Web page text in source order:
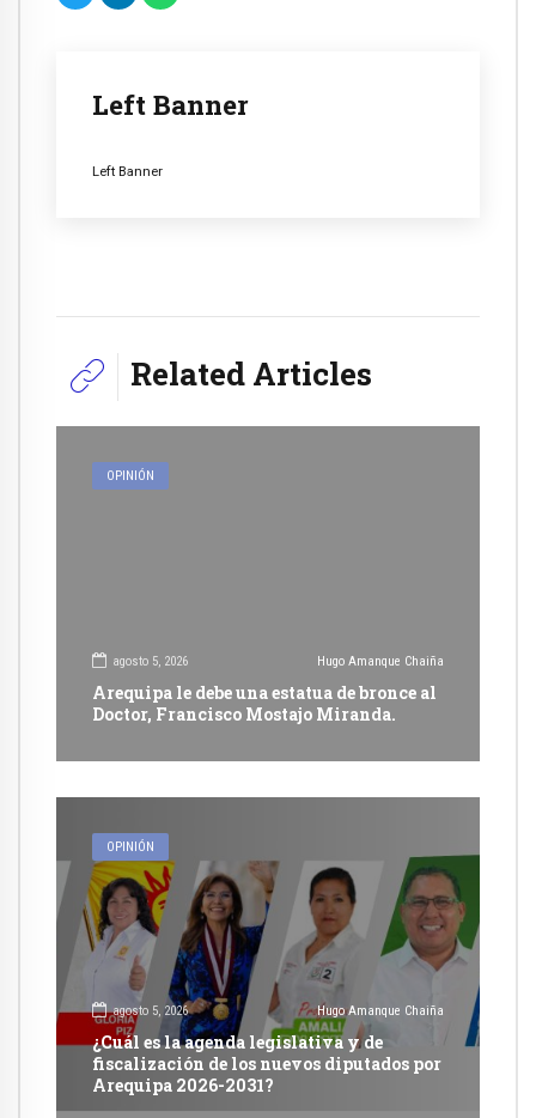
Left Banner
Left Banner
Related Articles
OPINIÓN
agosto 5, 2026 Hugo Amanque Chaiña
Arequipa le debe una estatua de bronce al
Doctor, Francisco Mostajo Miranda.
OPINIÓN
agosto 5, 2026 Hugo Amanque Chaiña
¿Cuál es la agenda legislativa y de
fiscalización de los nuevos diputados por
Arequipa 2026-2031?